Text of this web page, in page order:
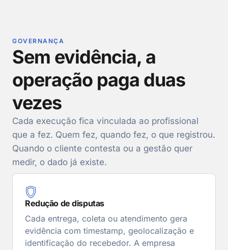
GOVERNANÇA
Sem evidência, a
operação paga duas
vezes
Cada execução fica vinculada ao profissional
que a fez. Quem fez, quando fez, o que registrou.
Quando o cliente contesta ou a gestão quer
medir, o dado já existe.
Redução de disputas
Cada entrega, coleta ou atendimento gera
evidência com timestamp, geolocalização e
identificação do recebedor. A empresa